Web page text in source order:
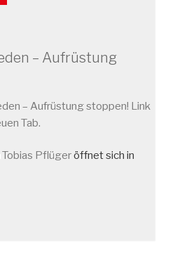
– Aufrüstung
– Aufrüstung stoppen! Link
Tab.
Tobias Pflügeröffnet sich in